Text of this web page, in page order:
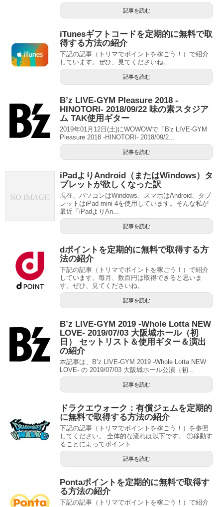
記事を読む
iTunesギフトコードを定期的に無料で取
得する方法の紹介
下記の記事（トリマでポイントを稼ごう！）で紹介
しています。ぜひ、見てくださいね。
記事を読む
B’z LIVE-GYM Pleasure 2018 -
HINOTORI- 2018/09/22 味の素スタジア
ム TAK使用ギター
2019年01月12日(土)にWOWOWで「B'z LIVE-GYM
Pleasure 2018 -HINOTORI- 2018/09/2...
記事を読む
iPadよりAndroid（またはWindows）タ
ブレットが欲しくなった訳
現在、パソコンはWindows、スマホはAndroid、タブ
レットはiPad mini 4を使用しています。そんな私が
最近「iPadよりAn...
記事を読む
dポイントを定期的に無料で取得する方
法の紹介
下記の記事（トリマでポイントを稼ごう！）で紹介
しています。毎月、数百円は取得できると思いま
す。ぜひ、見てくださいね。
記事を読む
B’z LIVE-GYM 2019 -Whole Lotta NEW
LOVE- 2019/07/03 大阪城ホール（初
日） セットリスト＆使用ギター＆演出
の紹介
本記事は、B’z LIVE-GYM 2019 -Whole Lotta NEW
LOVE- の 2019/07/03 大阪城ホール公演（初...
記事を読む
ドラクエウォーク：有償ジェムを定期的
に無料で取得する方法の紹介
下記の記事（トリマでポイントを稼ごう！）を参照
してください。 全体的な流れは以下です。 ①移動す
ることによってポイント...
記事を読む
Pontaポイントを定期的に無料で取得す
る方法の紹介
下記の記事（トリマでポイントを稼ごう！）で紹介